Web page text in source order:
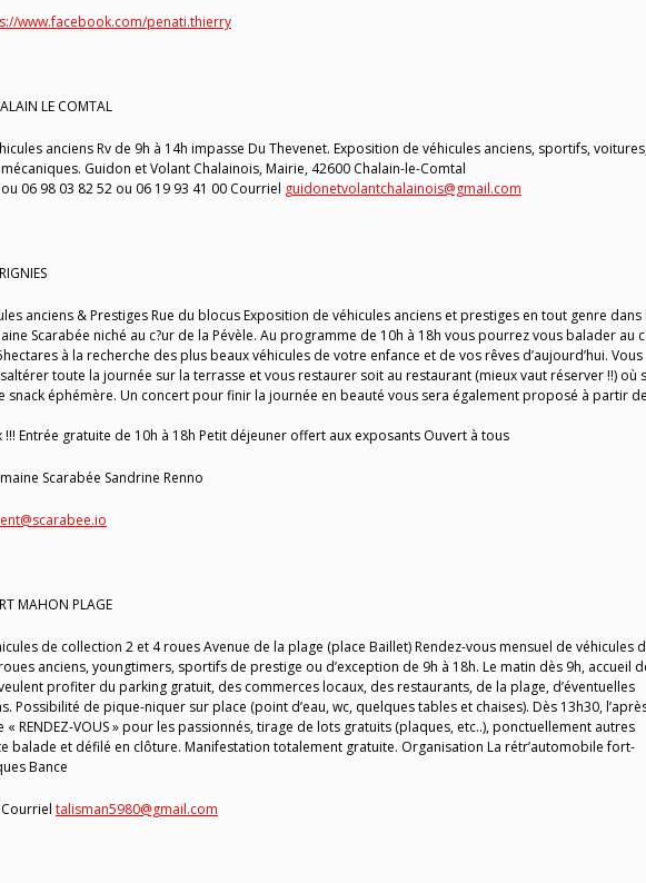
www.facebook.com/penati.thierry
LE COMTAL
anciens Rv de 9h à 14h impasse Du Thevenet. Exposition de véhicules anciens, sportifs,
Guidon et Volant Chalainois, Mairie, 42600 Chalain-le-Comtal
06 98 03 82 52 ou 06 19 93 41 00 Courriel guidonetvolantchalainois@gmail.com
anciens & Prestiges Rue du blocus Exposition de véhicules anciens et prestiges en tout genre dans
Scarabée niché au c?ur de la Pévèle. Au programme de 10h à 18h vous pourrez vous balader au
à la recherche des plus beaux véhicules de votre enfance et de vos rêves d’aujourd’hui. Vous
toute la journée sur la terrasse et vous restaurer soit au restaurant (mieux vaut réserver !!) où
snack éphémère. Un concert pour finir la journée en beauté vous sera également proposé à partir de
!!! Entrée gratuite de 10h à 18h Petit déjeuner offert aux exposants Ouvert à tous
Scarabée Sandrine Renno
MAHON PLAGE
de collection 2 et 4 roues Avenue de la plage (place Baillet) Rendez-vous mensuel de véhicules
anciens, youngtimers, sportifs de prestige ou d’exception de 9h à 18h. Le matin dès 9h, accueil
profiter du parking gratuit, des commerces locaux, des restaurants, de la plage, d’éventuelles
Possibilité de pique-niquer sur place (point d’eau, wc, quelques tables et chaises). Dès 13h30,
« RENDEZ-VOUS » pour les passionnés, tirage de lots gratuits (plaques, etc..), ponctuellement autres
balade et défilé en clôture. Manifestation totalement gratuite. Organisation La rétr’automobile fort-
Bance
talisman5980@gmail.com